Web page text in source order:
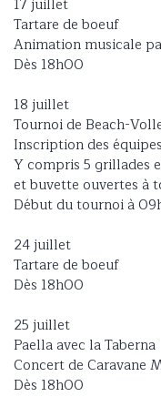
17 juillet
Tartare de boeuf
Animation musicale
Dès 18h00
18 juillet
Tournoi de Beach-
Inscription des
Y compris 5 grillades
et buvette ouvertes à
Début du tournoi à
24 juillet
Tartare de boeuf
Dès 18h00
25 juillet
Paella avec la Taberna
Concert de Caravane
Dès 18h00